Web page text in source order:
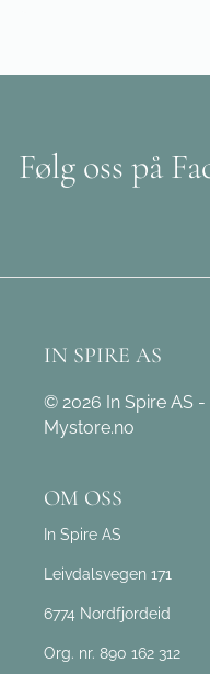
Følg oss på
IN SPIRE AS
© 2026 In Spire AS
Mystore.no
OM OSS
In Spire AS
Leivdalsvegen 171
6774 Nordfjordeid
Org. nr. 890 162 312